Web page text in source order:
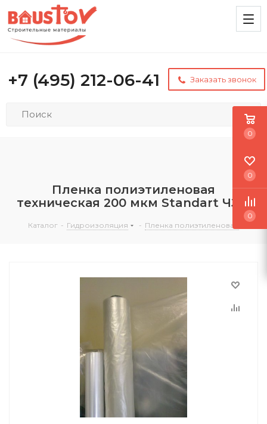
+7 (495) 212-06-41 Заказать звонок
Пленка полиэтиленовая
техническая 200 мкм Standart ЧЗМ
Каталог - Гидроизоляция - Пленка полиэтиленовая
0
0
0